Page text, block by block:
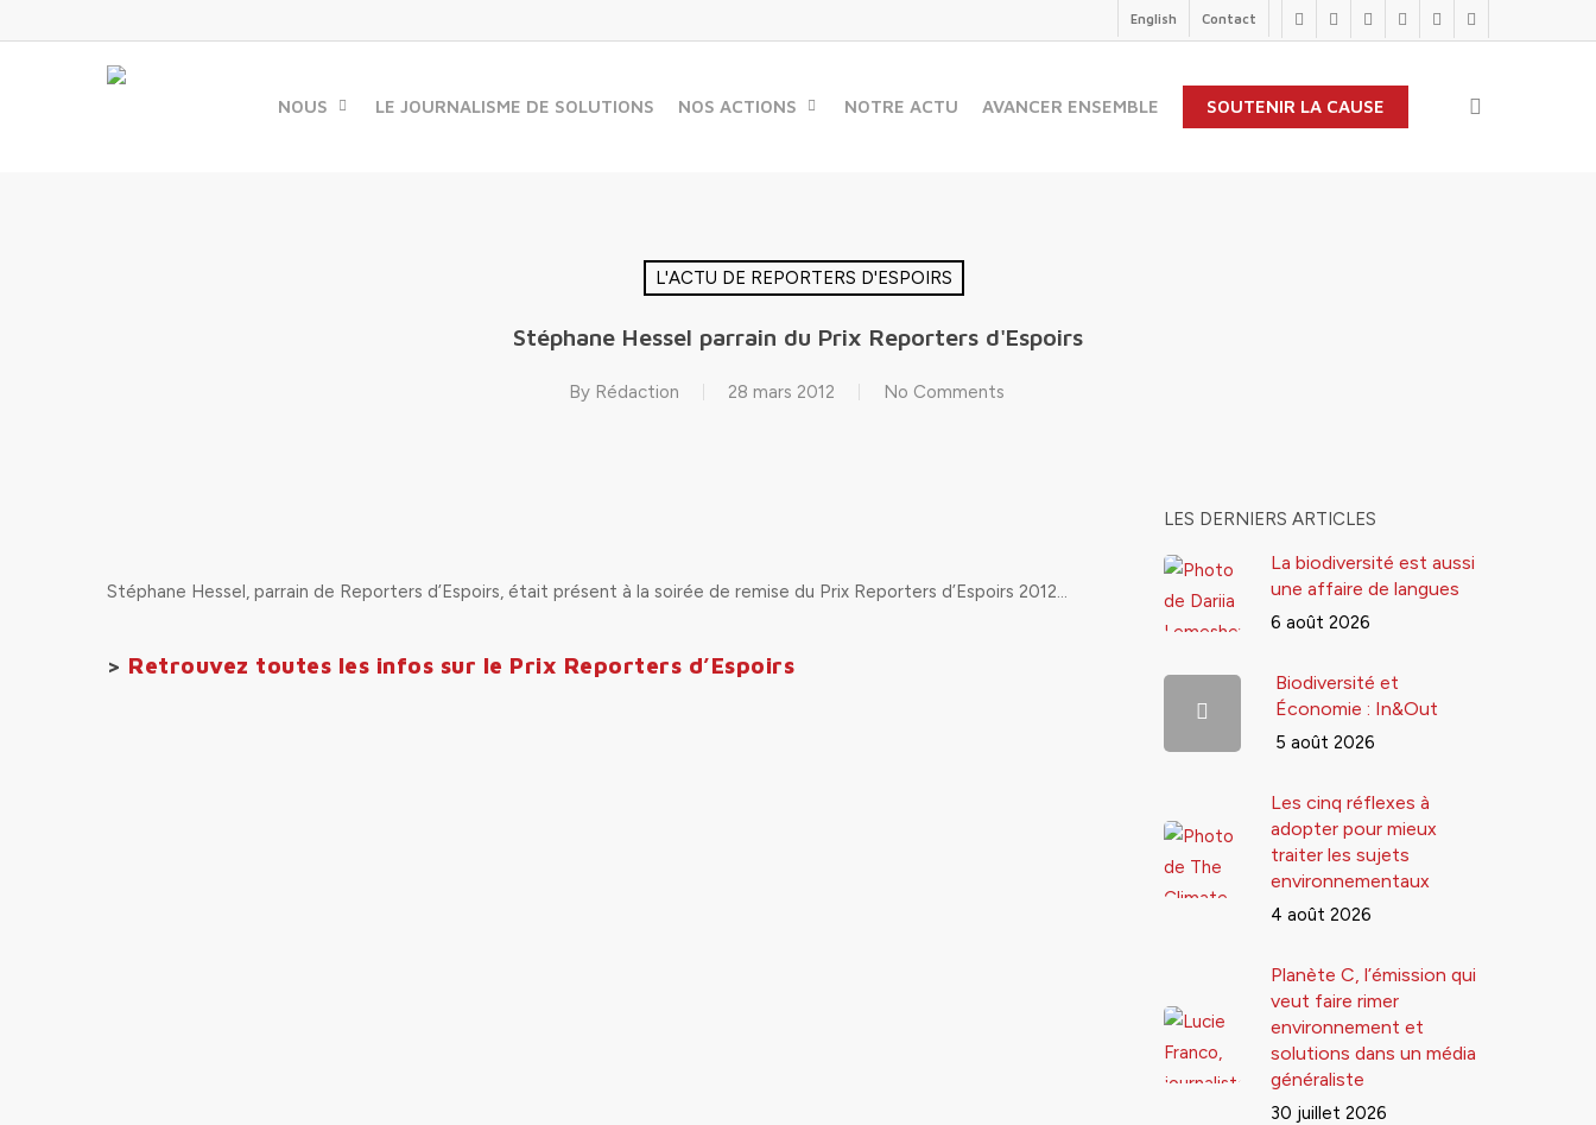
to
twitterfacebooklinkedinyoutubeinstagram
flickr
English Contact
NOUS LE JOURNALISME DE SOLUTIONS NOS ACTIONS NOTRE ACTU AVANCER ENSEMBLE SOUTENIR LA CAUSE
L'ACTU DE REPORTERS D'ESPOIRS
Stéphane Hessel parrain du Prix Reporters d'Espoirs
By Rédaction 28 mars 2012 No Comments
Stéphane Hessel, parrain de Reporters d’Espoirs, était présent à la soirée de remise du Prix Reporters d’Espoirs 2012…
> Retrouvez toutes les infos sur le Prix Reporters d’Espoirs
LES DERNIERS ARTICLES
La biodiversité est aussi
une affaire de langues
6 août 2026
Biodiversité et
Économie : In&Out
5 août 2026
Les cinq réflexes à
adopter pour mieux
traiter les sujets
environnementaux
4 août 2026
Planète C, l’émission qui
veut faire rimer
environnement et
solutions dans un média
généraliste
30 juillet 2026